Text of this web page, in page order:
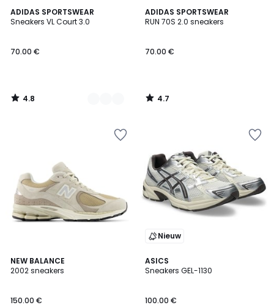
ADIDAS SPORTSWEAR
Sneakers VL Court 3.0
70.00 €
4.8
/ 5
2
Kleuren
4.8
/
ADIDAS SPORTSWEAR
RUN 70S 2.0 sneakers
70.00 €
4.7
/ 5
4.7
/
NEW BALANCE
2002 sneakers
150.00 €
4.6
/ 5
Nieuw
ASICS
Sneakers GEL-1130
100.00 €
4.8
/ 5
3
Kleuren